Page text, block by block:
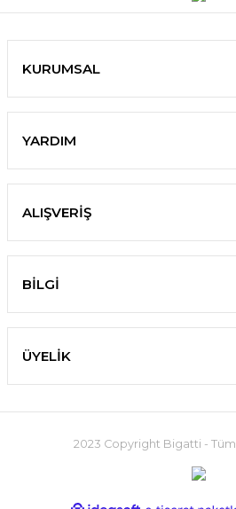
KURUMSAL
YARDIM
ALIŞVERİŞ
BİLGİ
ÜYELİK
2023 Copyright Bigatti - Tüm